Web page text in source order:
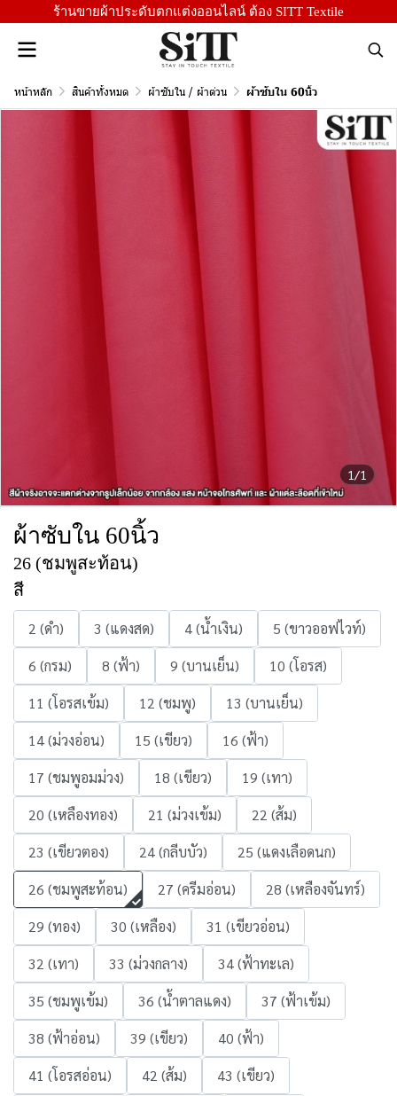
ร้านขายผ้าประดับตกแต่งออนไลน์ ต้อง SITT Textile
หน้าหลัก สินค้าทั้งหมด ผ้าซับใน / ผ้าต่วน ผ้าซับใน 60นิ้ว
1/1
ผ้าซับใน 60นิ้ว
26 (ชมพูสะท้อน)
สี
2 (ดำ) 3 (แดงสด) 4 (น้ำเงิน)
5 (ขาวออฟไวท์)
6 (กรม)
8 (ฟ้า) 9 (บานเย็น)
10 (โอรส)
11 (โอรสเข้ม)
12 (ชมพู)
13 (บานเย็น)
14 (ม่วงอ่อน)
15 (เขียว)
16 (ฟ้า)
17 (ชมพูอมม่วง)
18 (เขียว)
19 (เทา)
20 (เหลืองทอง)
21 (ม่วงเข้ม)
22 (ส้ม)
23 (เขียวตอง)
24 (กลีบบัว)
25 (แดงเลือดนก)
26 (ชมพูสะท้อน)
27 (ครีมอ่อน)
28 (เหลืองจันทร์)
29 (ทอง)
30 (เหลือง)
31 (เขียวอ่อน)
32 (เทา)
33 (ม่วงกลาง)
34 (ฟ้าทะเล)
35 (ชมพูเข้ม)
36 (น้ำตาลแดง)
37 (ฟ้าเข้ม)
38 (ฟ้าอ่อน)
39 (เขียว)
40 (ฟ้า)
41 (โอรสอ่อน)
42 (ส้ม)
43 (เขียว)